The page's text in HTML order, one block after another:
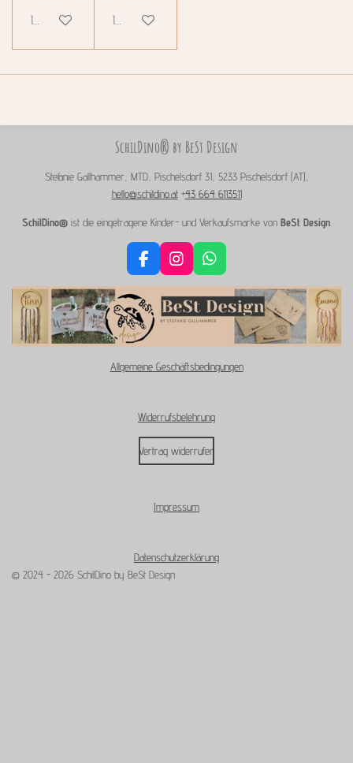
In den Warenkorb In den Warenkorb
SchilDino® by BeSt Design
Stefanie Gallhammer, MTD, Pischelsdorf 31, 5233 Pischelsdorf (AT),
hello@schildino.at+43 664 6113511
SchilDino®ist die eingetragene Kinder- und Verkaufsmarke vonBeSt Design.
F
a
c
e
b
o
k
I
n
s
t
a
a
W
h
a
t
s
p
Allgemeine Geschäftsbedingungen
Widerrufsbelehrung
Vertrag widerrufen
Impressum
Datenschutzerklärung
© 2024 - 2026 SchilDino by BeSt Design